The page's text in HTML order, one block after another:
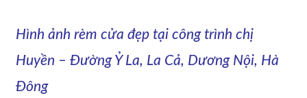
Hình ảnh rèm cửa đẹp tại công trình chị
Huyền – Đường Ỷ La, La Cả, Dương Nội, Hà
Đông